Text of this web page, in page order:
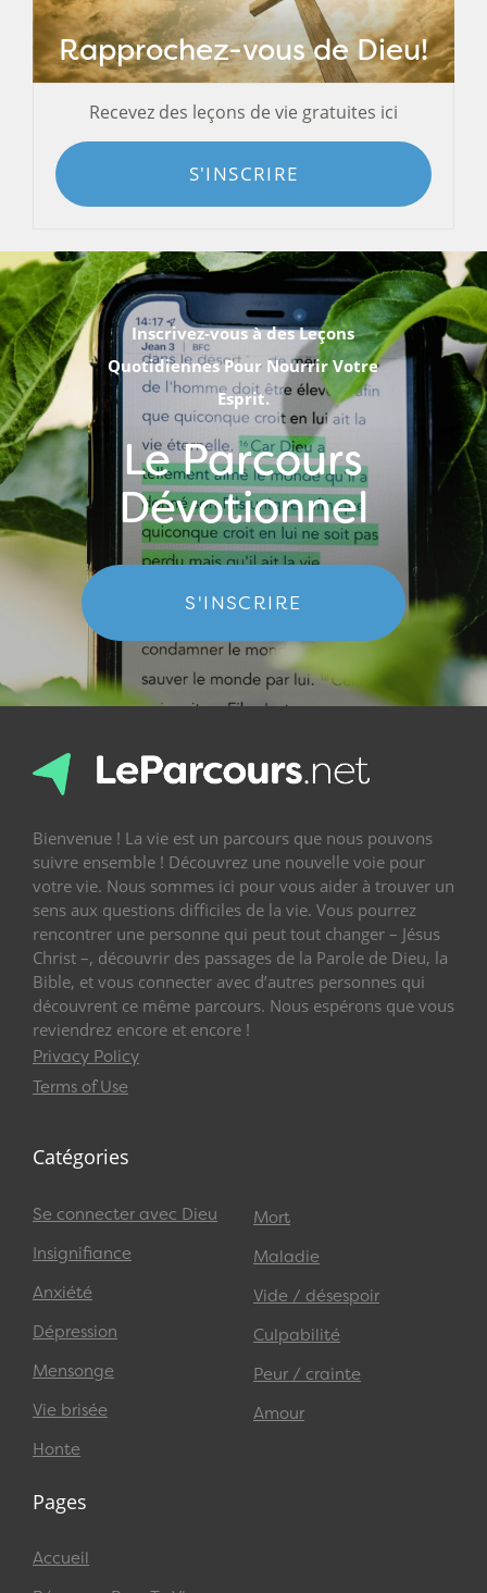
Rapprochez-vous de Dieu!
Recevez des leçons de vie gratuites ici
S'INSCRIRE
Inscrivez-vous à des Leçons
Quotidiennes Pour Nourrir Votre
Esprit.
Le Parcours
Dévotionnel
S'INSCRIRE
Bienvenue ! La vie est un parcours que nous pouvons
suivre ensemble ! Découvrez une nouvelle voie pour
votre vie. Nous sommes ici pour vous aider à trouver un
sens aux questions difficiles de la vie. Vous pourrez
rencontrer une personne qui peut tout changer – Jésus
Christ –, découvrir des passages de la Parole de Dieu, la
Bible, et vous connecter avec d’autres personnes qui
découvrent ce même parcours. Nous espérons que vous
reviendrez encore et encore !
Privacy Policy
Terms of Use
Catégories
Se connecter avec Dieu
Insignifiance
Anxiété
Dépression
Mensonge
Vie brisée
Honte
Mort
Maladie
Vide / désespoir
Culpabilité
Peur / crainte
Amour
Pages
Accueil